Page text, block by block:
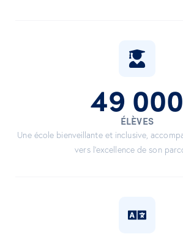
ÉLÈVES
49 000
Une école bienveillante et inclusive,
vers l’excellence de son